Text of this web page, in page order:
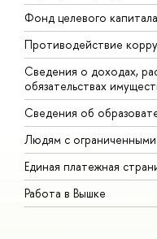
Фонд целевого капитала
Противодействие
Сведения о доходах,
обязательствах
Сведения об
Людям с
Единая платежная
Работа в Вышке